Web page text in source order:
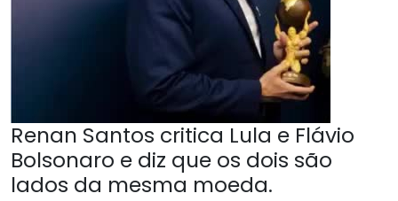
Renan Santos critica Lula e Flávio
Bolsonaro e diz que os dois são
lados da mesma moeda.